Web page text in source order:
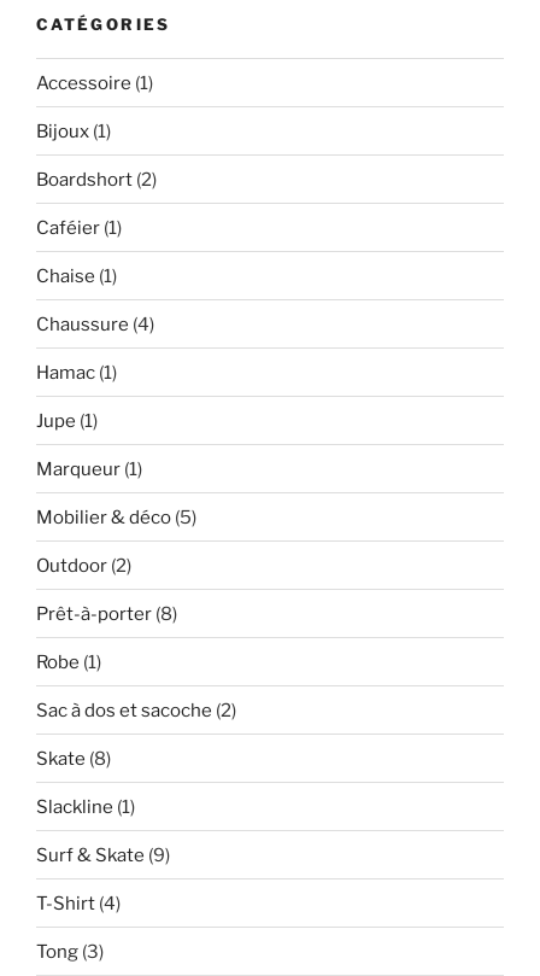
CATÉGORIES
Accessoire (1)
Bijoux (1)
Boardshort (2)
Caféier (1)
Chaise (1)
Chaussure (4)
Hamac (1)
Jupe (1)
Marqueur (1)
Mobilier & déco (5)
Outdoor (2)
Prêt-à-porter (8)
Robe (1)
Sac à dos et sacoche (2)
Skate (8)
Slackline (1)
Surf & Skate (9)
T-Shirt (4)
Tong (3)